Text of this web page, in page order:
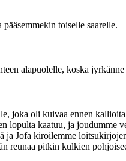
toiselle saarelle.
alapuolelle, koska
joka oli kuivaa ennen
lopulta kaatuu, ja
Jofa kiroilemme
reunaa pitkin kulkien